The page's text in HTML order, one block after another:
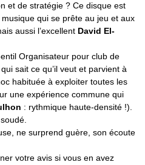
et de stratégie ? Ce disque est
qui se prête au jeu et aux
aussi l’excellent David El-
Organisateur pour club de
sait ce qu’il veut et parvient à
habituée à exploiter toutes les
une expérience commune qui
: rythmique haute-densité !).
ne surprend guère, son écoute
votre avis si vous en avez